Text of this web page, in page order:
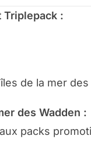
Triplepack :
de la mer des
des Wadden :
packs